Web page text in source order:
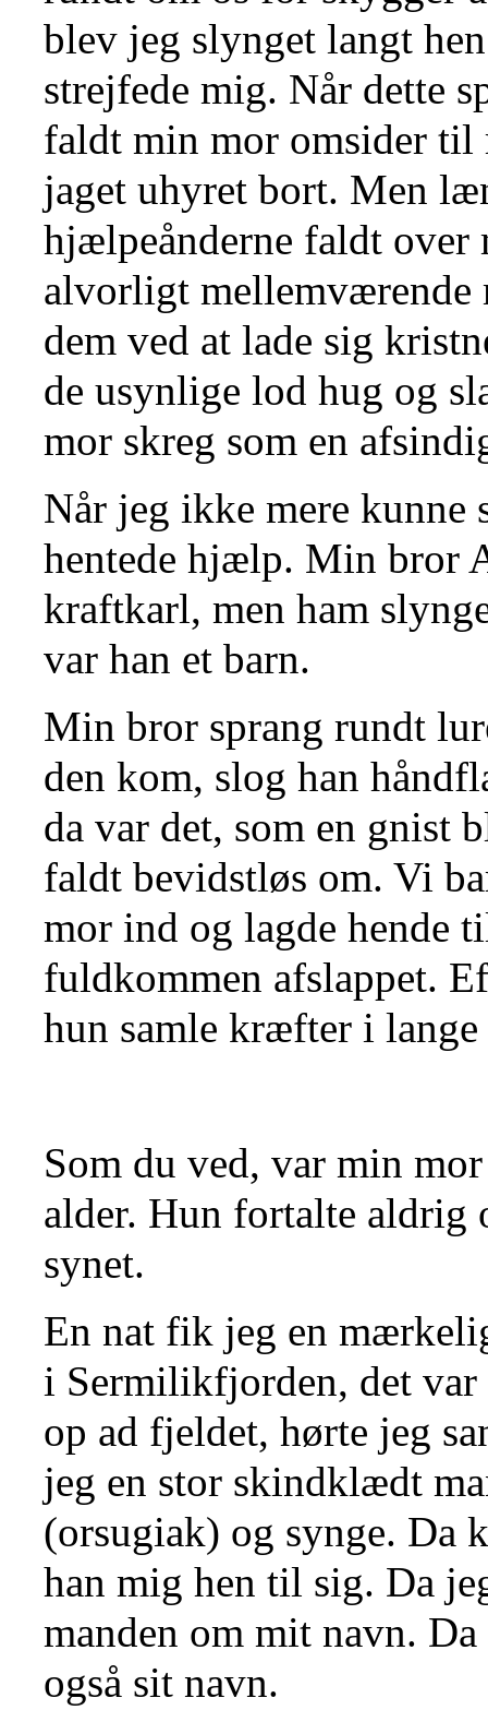
blev jeg slynget langt
strejfede mig. Når dette
faldt min mor omsider til
jaget uhyret bort. Men
hjælpeånderne faldt over
alvorligt mellemværende
dem ved at lade sig
de usynlige lod hug og
mor skreg som en
Når jeg ikke mere kunne
hentede hjælp. Min bror
kraftkarl, men ham
var han et barn.
Min bror sprang rundt
den kom, slog han
da var det, som en gnist
faldt bevidstløs om. Vi
mor ind og lagde hende
fuldkommen afslappet.
hun samle kræfter i lange
Som du ved, var min
alder. Hun fortalte aldrig
synet.
En nat fik jeg en
i Sermilikfjorden, det var
op ad fjeldet, hørte jeg
jeg en stor skindklædt
(orsugiak) og synge. Da
han mig hen til sig. Da
manden om mit navn.
også sit navn.